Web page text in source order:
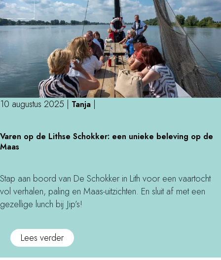
/
t
o
g
o
)
i
t
e
o
m
t
d
l
e
g
m
t
k
i
d
s
n
t
e
s
m
t
e
v
o
e
e
g
a
g
d
e
f
6
a
t
i
v
i
t
e
t
v
o
o
e
e
Varen op de Lithse Schokker: een unieke beleving op de
Maas
10 augustus 2025 | Tanja |
a
r
n
o
p
i
Stap aan boord van De Schokker in Lith voor een vaartocht
vol verhalen, paling en Maas-uitzichten. En sluit af met een
gezellige lunch bij Jip’s!
Lees verdero
v